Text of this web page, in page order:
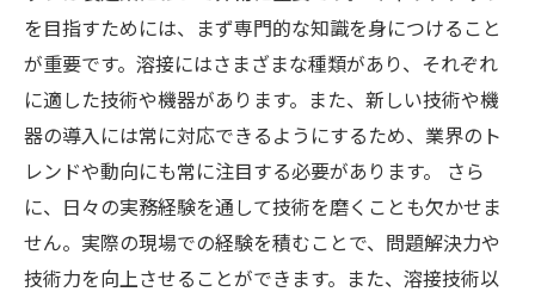
を目指すためには、まず専門的な知識を身につけること
が重要です。溶接にはさまざまな種類があり、それぞれ
に適した技術や機器があります。また、新しい技術や機
器の導入には常に対応できるようにするため、業界のト
レンドや動向にも常に注目する必要があります。 さら
に、日々の実務経験を通して技術を磨くことも欠かせま
せん。実際の現場での経験を積むことで、問題解決力や
技術力を向上させることができます。また、溶接技術以